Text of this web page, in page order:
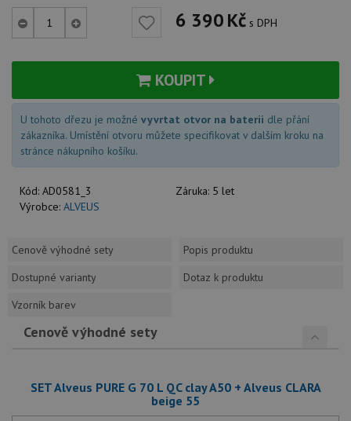
6 390Kč s DPH
KOUPIT
U tohoto dřezu je možné vyvrtat otvor na baterii dle přání
zákazníka. Umístění otvoru můžete specifikovat v dalším kroku na
stránce nákupního košíku.
Kód: AD0581_3 Záruka: 5 let
Výrobce: ALVEUS
Cenově výhodné sety
Popis produktu
Dostupné varianty
Dotaz k produktu
Vzorník barev
Cenově výhodné sety
SET Alveus PURE G 70 L QC clay A50 + Alveus CLARA
beige 55